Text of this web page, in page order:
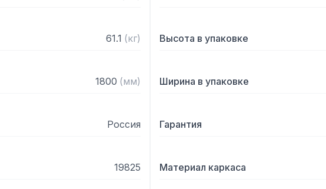
61.1 (кг) Высота в упаковке
1800 (мм) Ширина в упаковке
Россия Гарантия
19825 Материал каркаса